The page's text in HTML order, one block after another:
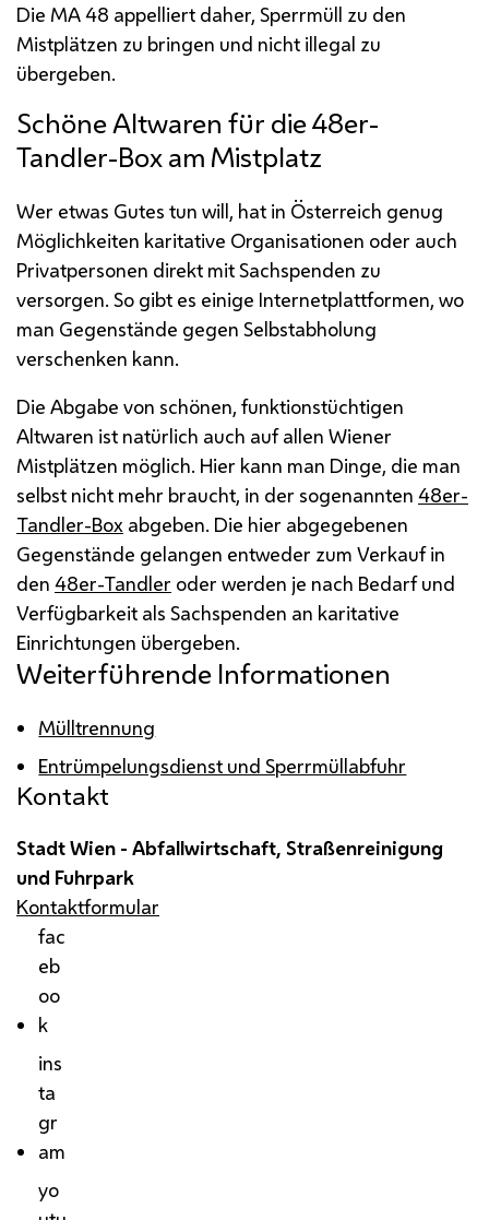
Die MA48 appelliert daher, Sperrmüll zu den
Mistplätzen zu bringen und nicht illegal zu
übergeben.
Schöne Altwaren für die 48er-
Tandler-Box am Mistplatz
Wer etwas Gutes tun will, hat in Österreich genug
Möglichkeiten karitative Organisationen oder auch
Privatpersonen direkt mit Sachspenden zu
versorgen. So gibt es einige Internetplattformen, wo
man Gegenstände gegen Selbstabholung
verschenken kann.
Die Abgabe von schönen, funktionstüchtigen
Altwaren ist natürlich auch auf allen Wiener
Mistplätzen möglich. Hier kann man Dinge, die man
selbst nicht mehr braucht, in der sogenannten 48er-
Tandler-Box abgeben. Die hier abgegebenen
Gegenstände gelangen entweder zum Verkauf in
den 48er-Tandler oder werden je nach Bedarf und
Verfügbarkeit als Sachspenden an karitative
Einrichtungen übergeben.
Weiterführende Informationen
Mülltrennung
Entrümpelungsdienst und Sperrmüllabfuhr
Kontakt
Stadt Wien - Abfallwirtschaft, Straßenreinigung
und Fuhrpark
Kontaktformular
fac
eb
oo
k
ins
ta
gr
am
yo